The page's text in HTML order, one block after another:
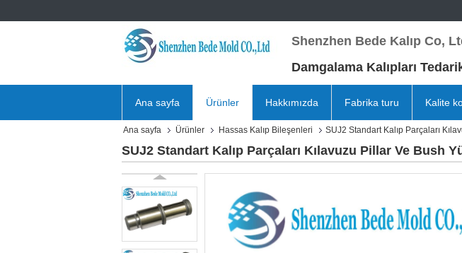
Shenzhen Bede Kalıp Co,
Damgalama Kalıpları
Ana sayfa Ürünler Hakkımızda Fabrika turu Kalite
Ana sayfa Ürünler Hassas Kalıp Bileşenleri SUJ2 Standart Kalıp Parçaları
SUJ2 Standart Kalıp Parçaları Kılavuzu Pillar Ve Bush